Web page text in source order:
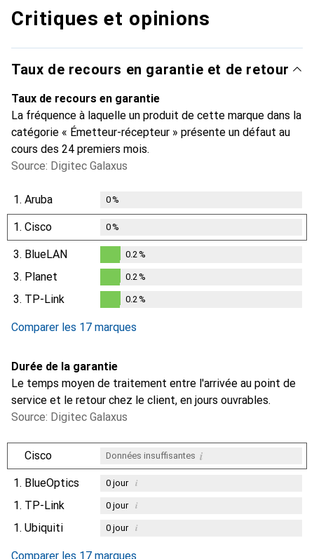
Critiques et opinions
Taux de recours en garantie et de retour
Taux de recours en garantie
La fréquence à laquelle un produit de cette marque dans la
catégorie « Émetteur-récepteur » présente un défaut au
cours des 24 premiers mois.
Source: Digitec Galaxus
1. Aruba 0%
1. Cisco 0%
3. BlueLAN
0.2%
0.2 %
3. Planet
0.2%
0.2 %
3. TP-Link 0.2 %
Comparer les 17 marques
Durée de la garantie
Le temps moyen de traitement entre l'arrivée au point de
service et le retour chez le client, en jours ouvrables.
Source: Digitec Galaxus
Cisco Données insuffisantes i
1. BlueOptics 0jour i
1. TP-Link 0jour i
1. Ubiquiti 0jour i
Comparer les 17 marques